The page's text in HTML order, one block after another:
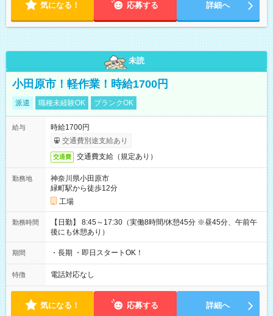
気になる！ 応募する 詳細へ
未読
小田原市！軽作業！時給1700円
派遣 職種未経験OK ブランクOK
給与
時給1700円
交通費別途支給あり
交通費 交通費支給（規定あり）
勤務地
神奈川県小田原市
緑町駅から徒歩12分
工場
勤務時間
【日勤】 8:45～17:30（実働8時間/休憩45分 ※昼45分、午前午
後にも休憩あり）
期間 ・長期 ・即日スタートOK！
特徴 電話対応なし
気になる！ 応募する 詳細へ